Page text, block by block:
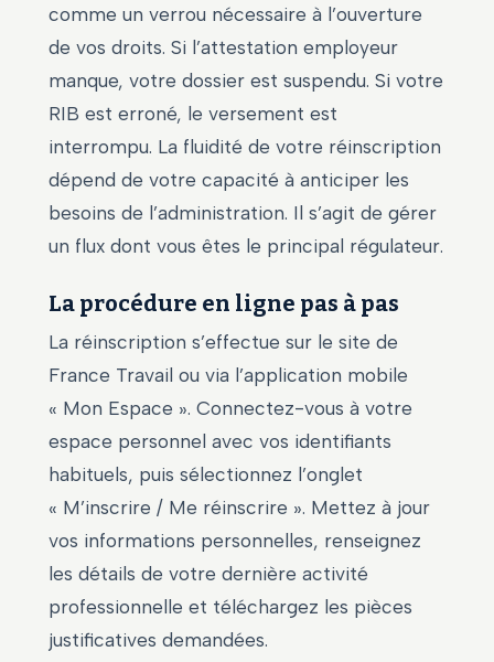
comme un verrou nécessaire à l’ouverture
de vos droits. Si l’attestation employeur
manque, votre dossier est suspendu. Si votre
RIB est erroné, le versement est
interrompu. La fluidité de votre réinscription
dépend de votre capacité à anticiper les
besoins de l’administration. Il s’agit de gérer
un flux dont vous êtes le principal régulateur.
La procédure en ligne pas à pas
La réinscription s’effectue sur le site de
France Travail ou via l’application mobile
« Mon Espace ». Connectez-vous à votre
espace personnel avec vos identifiants
habituels, puis sélectionnez l’onglet
« M’inscrire / Me réinscrire ». Mettez à jour
vos informations personnelles, renseignez
les détails de votre dernière activité
professionnelle et téléchargez les pièces
justificatives demandées.